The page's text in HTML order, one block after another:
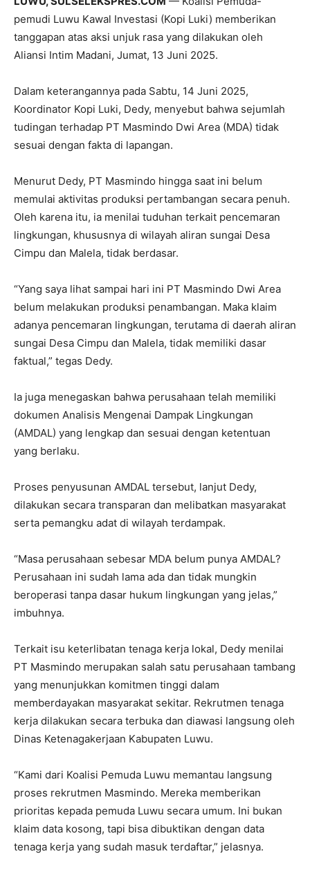
pemudi Luwu Kawal Investasi (Kopi Luki) memberikan
tanggapan atas aksi unjuk rasa yang dilakukan oleh
Aliansi Intim Madani, Jumat, 13 Juni 2025.
Dalam keterangannya pada Sabtu, 14 Juni 2025,
Koordinator Kopi Luki, Dedy, menyebut bahwa sejumlah
tudingan terhadap PT Masmindo Dwi Area (MDA) tidak
sesuai dengan fakta di lapangan.
Menurut Dedy, PT Masmindo hingga saat ini belum
memulai aktivitas produksi pertambangan secara penuh.
Oleh karena itu, ia menilai tuduhan terkait pencemaran
lingkungan, khususnya di wilayah aliran sungai Desa
Cimpu dan Malela, tidak berdasar.
“Yang saya lihat sampai hari ini PT Masmindo Dwi Area
belum melakukan produksi penambangan. Maka klaim
adanya pencemaran lingkungan, terutama di daerah aliran
sungai Desa Cimpu dan Malela, tidak memiliki dasar
faktual,” tegas Dedy.
Ia juga menegaskan bahwa perusahaan telah memiliki
dokumen Analisis Mengenai Dampak Lingkungan
(AMDAL) yang lengkap dan sesuai dengan ketentuan
yang berlaku.
Proses penyusunan AMDAL tersebut, lanjut Dedy,
dilakukan secara transparan dan melibatkan masyarakat
serta pemangku adat di wilayah terdampak.
“Masa perusahaan sebesar MDA belum punya AMDAL?
Perusahaan ini sudah lama ada dan tidak mungkin
beroperasi tanpa dasar hukum lingkungan yang jelas,”
imbuhnya.
Terkait isu keterlibatan tenaga kerja lokal, Dedy menilai
PT Masmindo merupakan salah satu perusahaan tambang
yang menunjukkan komitmen tinggi dalam
memberdayakan masyarakat sekitar. Rekrutmen tenaga
kerja dilakukan secara terbuka dan diawasi langsung oleh
Dinas Ketenagakerjaan Kabupaten Luwu.
“Kami dari Koalisi Pemuda Luwu memantau langsung
proses rekrutmen Masmindo. Mereka memberikan
prioritas kepada pemuda Luwu secara umum. Ini bukan
klaim data kosong, tapi bisa dibuktikan dengan data
tenaga kerja yang sudah masuk terdaftar,” jelasnya.